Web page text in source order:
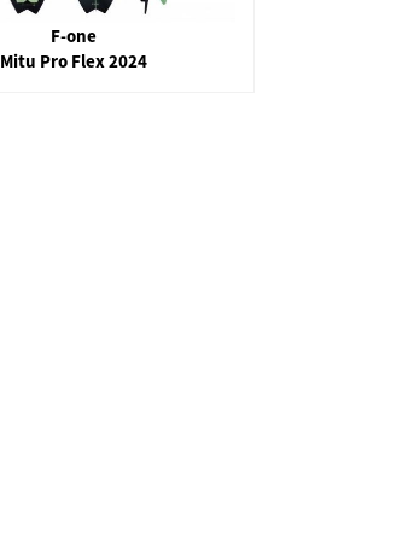
F-one
Mitu Pro Flex 2024